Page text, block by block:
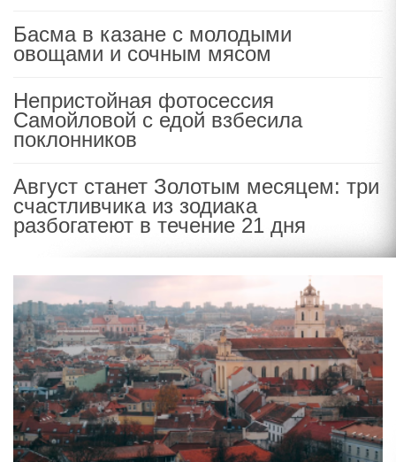
Басма в казане с молодыми
овощами и сочным мясом
Непристойная фотосессия
Самойловой с едой взбесила
поклонников
Август станет Золотым месяцем: три
счастливчика из зодиака
разбогатеют в течение 21 дня